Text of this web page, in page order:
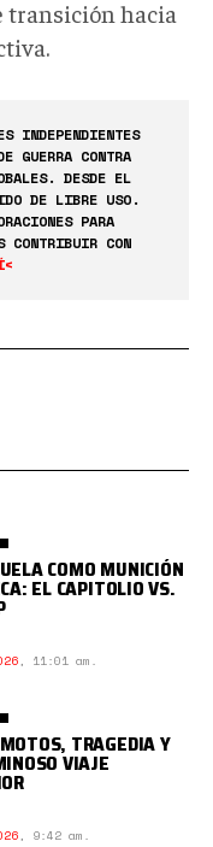
transición hacia
INDEPENDIENTES
GUERRA CONTRA
DESDE EL
DE LIBRE USO.
PARA
CONTRIBUIR CON
COMO MUNICIÓN
EL CAPITOLIO VS.
, 11:01 am.
TRAGEDIA Y
VIAJE
, 9:42 am.